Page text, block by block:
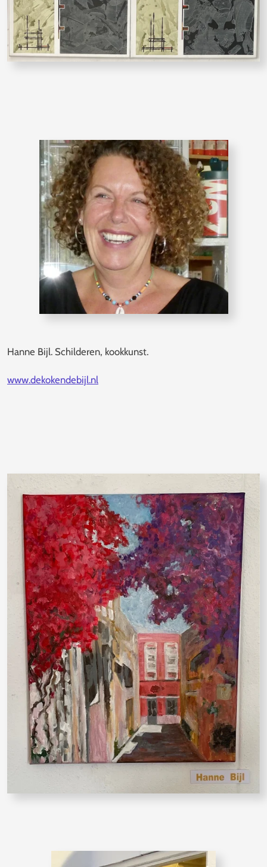
Hanne Bijl. Schilderen, kookkunst.
www.dekokendebijl.nl